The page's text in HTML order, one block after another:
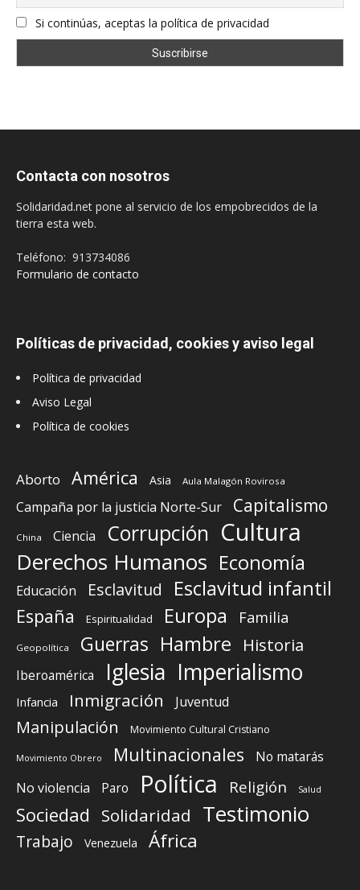
Si continúas, aceptas la política de privacidad
Contacta con nosotros
Solidaridad.net pone al servicio de los empobrecidos de la
tierra esta web.
Teléfono: 913734086
Formulario de contacto
Políticas de privacidad, cookies y aviso legal
Política de privacidad
Aviso Legal
Política de cookies
Aborto América Asia Aula Malagón Rovirosa
Campaña por la justicia Norte-Sur Capitalismo
China Ciencia Corrupción Cultura
Derechos Humanos Economía
Educación Esclavitud Esclavitud infantil
España Espiritualidad Europa Familia
Geopolítica Guerras Hambre Historia
Iberoamérica Iglesia Imperialismo
Infancia Inmigración Juventud
Manipulación Movimiento Cultural Cristiano
Movimiento Obrero Multinacionales
No matarás
No violencia
Paro Política Religión Salud
Sociedad Solidaridad Testimonio
Trabajo Venezuela África